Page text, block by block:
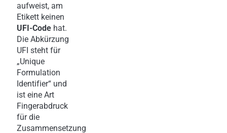
aufweist, am
Etikett keinen
UFI-Code hat.
Die Abkürzung
UFI steht für
„Unique
Formulation
Identifier“ und
ist eine Art
Fingerabdruck
für die
Zusammensetzung